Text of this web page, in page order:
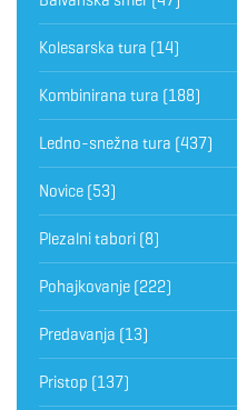
Kolesarska tura (14)
Kombinirana tura (188)
Ledno-snežna tura (437)
Novice (53)
Plezalni tabori (8)
Pohajkovanje (222)
Predavanja (13)
Pristop (137)